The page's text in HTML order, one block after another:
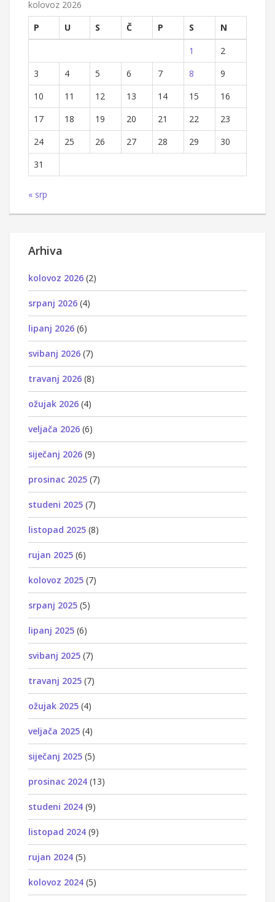
kolovoz 2026
P
U S Č P S
N
1
2
3
4 5 6 7 8
9
10
11 12 13 14 15
16
17
18 19 20 21 22
23
24
25 26 27 28 29
30
31
« srp
Arhiva
kolovoz 2026 (2)
srpanj 2026 (4)
lipanj 2026 (6)
svibanj 2026 (7)
travanj 2026 (8)
ožujak 2026 (4)
veljača 2026 (6)
siječanj 2026 (9)
prosinac 2025 (7)
studeni 2025 (7)
listopad 2025 (8)
rujan 2025 (6)
kolovoz 2025 (7)
srpanj 2025 (5)
lipanj 2025 (6)
svibanj 2025 (7)
travanj 2025 (7)
ožujak 2025 (4)
veljača 2025 (4)
siječanj 2025 (5)
prosinac 2024 (13)
studeni 2024 (9)
listopad 2024 (9)
rujan 2024 (5)
kolovoz 2024 (5)